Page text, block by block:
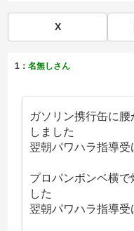
X
1：名無しさん
ガソリン携行缶に
しました
翌朝パワハラ指導受
プロパンボンベ横
した
翌朝パワハラ指導受